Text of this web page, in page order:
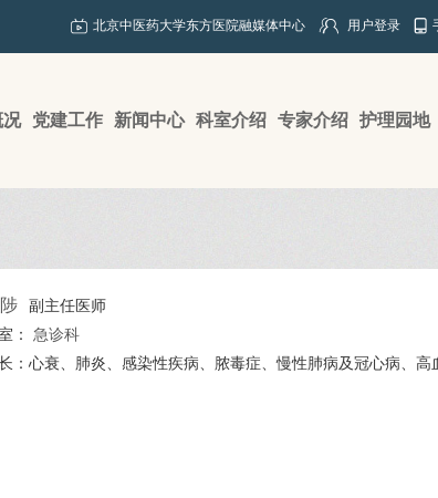
北京中医药大学东方医院融媒体中心 用户登录
况 党建工作 新闻中心 科室介绍 专家介绍 护理园地
副主任医师
： 急诊科
：心衰、肺炎、感染性疾病、脓毒症、慢性肺病及冠心病、高